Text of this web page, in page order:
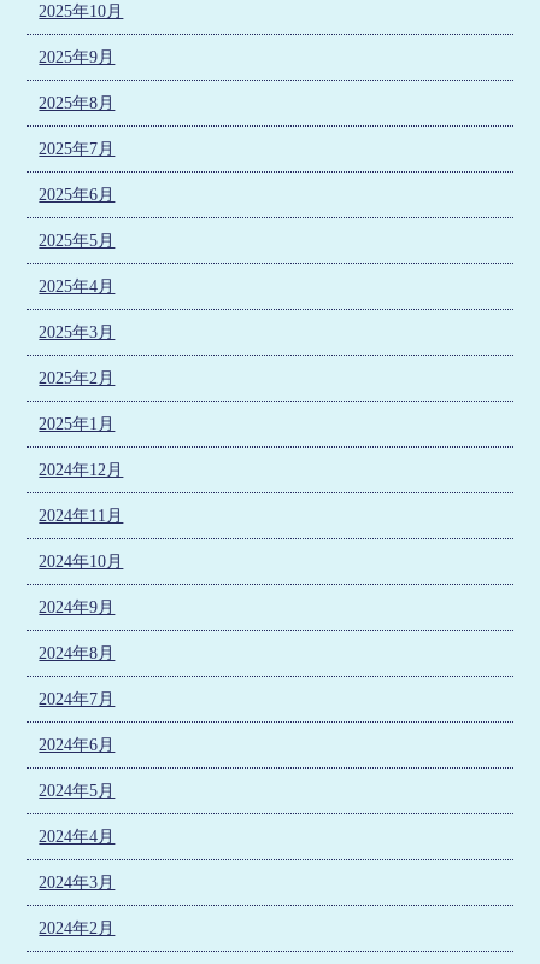
2025年10月
2025年9月
2025年8月
2025年7月
2025年6月
2025年5月
2025年4月
2025年3月
2025年2月
2025年1月
2024年12月
2024年11月
2024年10月
2024年9月
2024年8月
2024年7月
2024年6月
2024年5月
2024年4月
2024年3月
2024年2月